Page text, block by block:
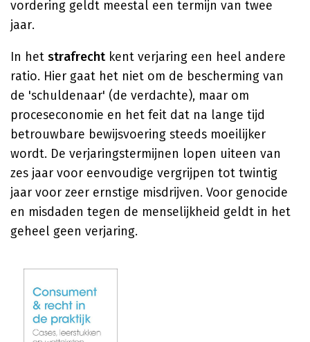
vordering geldt meestal een termijn van twee
jaar.
In het strafrecht kent verjaring een heel andere
ratio. Hier gaat het niet om de bescherming van
de 'schuldenaar' (de verdachte), maar om
proceseconomie en het feit dat na lange tijd
betrouwbare bewijsvoering steeds moeilijker
wordt. De verjaringstermijnen lopen uiteen van
zes jaar voor eenvoudige vergrijpen tot twintig
jaar voor zeer ernstige misdrijven. Voor genocide
en misdaden tegen de menselijkheid geldt in het
geheel geen verjaring.